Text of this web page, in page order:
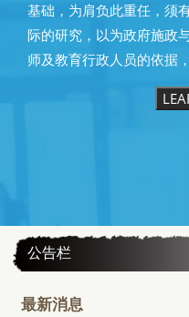
基础，为肩负此重任，须
际的研究，以为政府施政
师及教育行政人员的依据
公告栏
最新消息